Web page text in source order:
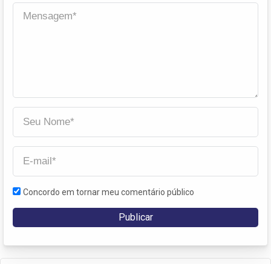
Concordo em tornar meu comentário público